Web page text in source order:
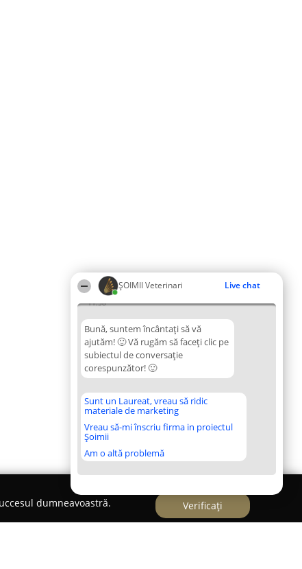
ȘOIMII Veterinari Live chat
11:58
Bună, suntem încântați să vă
ajutăm! 🙂 Vă rugăm să faceți clic pe
subiectul de conversație
corespunzător! 🙂
Sunt un Laureat, vreau să ridic
materiale de marketing
Vreau să-mi înscriu firma in proiectul
Șoimii
Am o altă problemă
dumneavoastră.
Verificați